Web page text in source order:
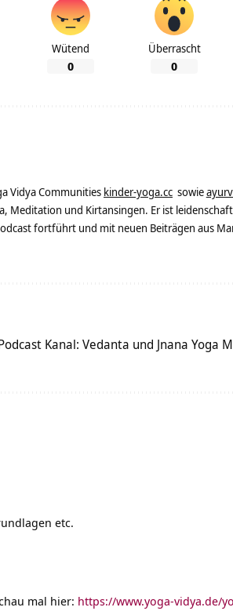
Wütend
0
Überrascht
0
Vidya Communities kinder-yoga.cc sowie
Meditation und Kirtansingen. Er ist
fortführt und mit neuen Beiträgen aus
Kanal: Vedanta und Jnana Yoga
etc.
mal hier: https://www.yoga-vidya.de/